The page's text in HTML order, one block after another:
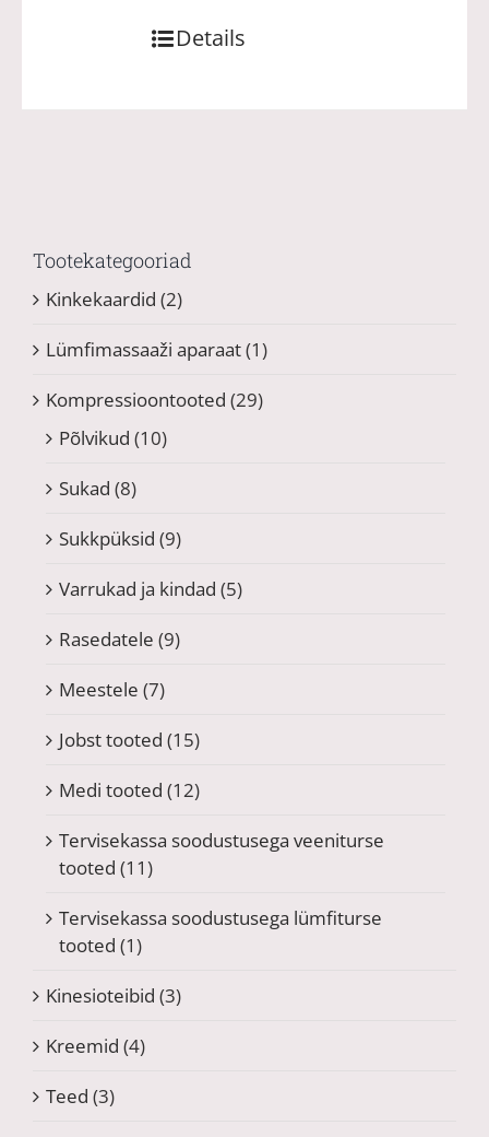
Details
Tootekategooriad
Kinkekaardid (2)
Lümfimassaaži aparaat(1)
Kompressioontooted (29)
Põlvikud (10)
Sukad (8)
Sukkpüksid (9)
Varrukad ja kindad (5)
Rasedatele (9)
Meestele (7)
Jobst tooted (15)
Medi tooted (12)
Tervisekassa soodustusega veeniturse
tooted (11)
Tervisekassa soodustusega lümfiturse
tooted (1)
Kinesioteibid (3)
Kreemid (4)
Teed (3)